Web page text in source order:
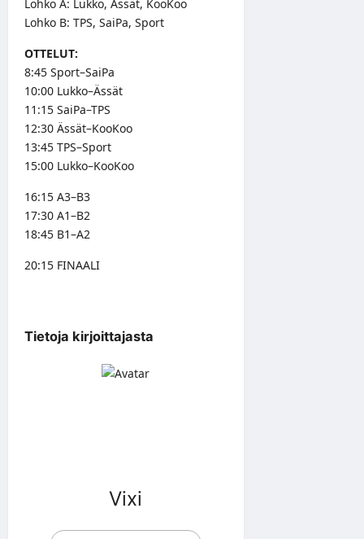
Lohko A: Lukko, Ässät, KooKoo
Lohko B: TPS, SaiPa, Sport
OTTELUT:
8:45 Sport–SaiPa
10:00 Lukko–Ässät
11:15 SaiPa–TPS
12:30 Ässät–KooKoo
13:45 TPS–Sport
15:00 Lukko–KooKoo
16:15 A3–B3
17:30 A1–B2
18:45 B1–A2
20:15 FINAALI
Tietoja kirjoittajasta
Vixi